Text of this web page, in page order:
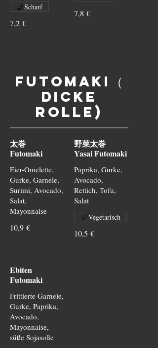
7,2 €
Scharf
7,8 €
Futomaki（
Dicke
Rolle)
太巻
Futomaki
Eier-Omelette,
Gurke, Garnele,
Surimi, Avocado,
Salat,
Mayonnaise
10,9 €
野菜太巻
Yasai Futomaki
Paprika, Gurke,
Avocado,
Rettich, Tofu,
Salat
10,5 €
Vegetarisch
Ebiten
Futomaki
Frittierte Garnele,
Gurke, Paprika,
Avocado,
Mayonnaise,
süße Sojasoße